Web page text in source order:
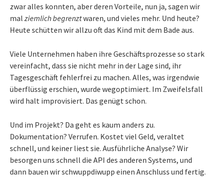
zwar alles konnten, aber deren Vorteile, nun ja, sagen wir
mal ziemlich begrenztwaren, und vieles mehr. Und heute?
Heute schütten wir allzu oft das Kind mit dem Bade aus.
Viele Unternehmen haben ihre Geschäftsprozesse so stark
vereinfacht, dass sie nicht mehr in der Lage sind, ihr
Tagesgeschäft fehlerfrei zu machen. Alles, was irgendwie
überflüssig erschien, wurde wegoptimiert. Im Zweifelsfall
wird halt improvisiert. Das genügt schon.
Und im Projekt? Da geht es kaum anders zu.
Dokumentation? Verrufen. Kostet viel Geld, veraltet
schnell, und keiner liest sie. Ausführliche Analyse? Wir
besorgen uns schnell die API des anderen Systems, und
dann bauen wir schwuppdiwupp einen Anschluss und fertig.